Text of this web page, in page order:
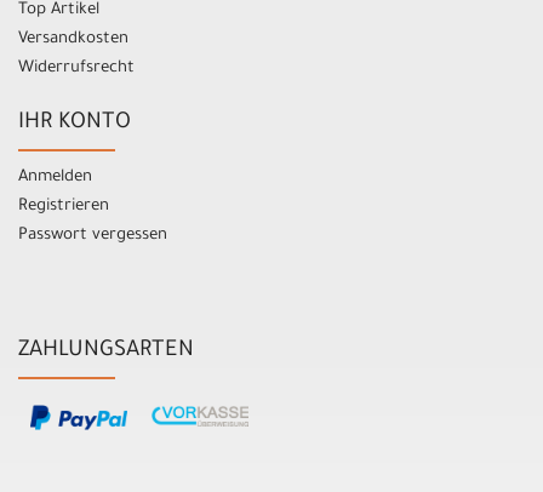
Top Artikel
Versandkosten
Widerrufsrecht
IHR KONTO
Anmelden
Registrieren
Passwort vergessen
ZAHLUNGSARTEN